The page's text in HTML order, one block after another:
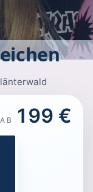
AB 199 €